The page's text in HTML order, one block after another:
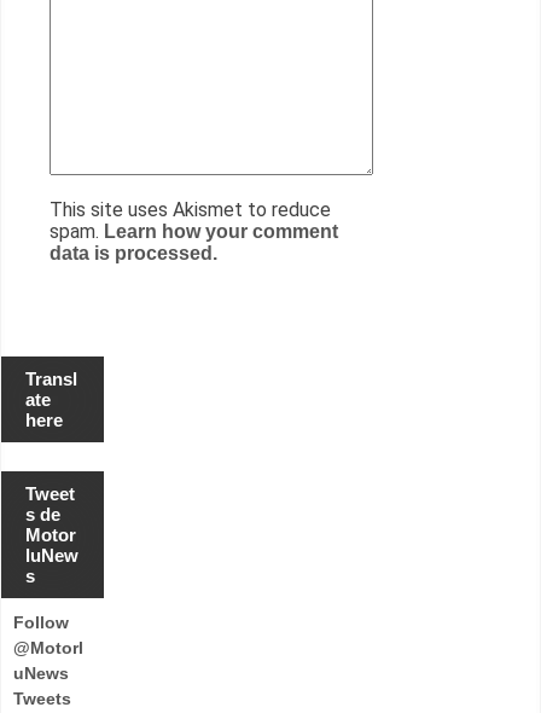
This site uses Akismet to reduce
spam. Learn how your comment
data is processed.
Transl
ate
here
Tweet
s de
Motor
luNew
s
Follow
@Motorl
uNews
Tweets